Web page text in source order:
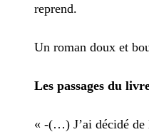
reprend.
Un roman doux et
Les passages du
« -(…) J’ai décidé de